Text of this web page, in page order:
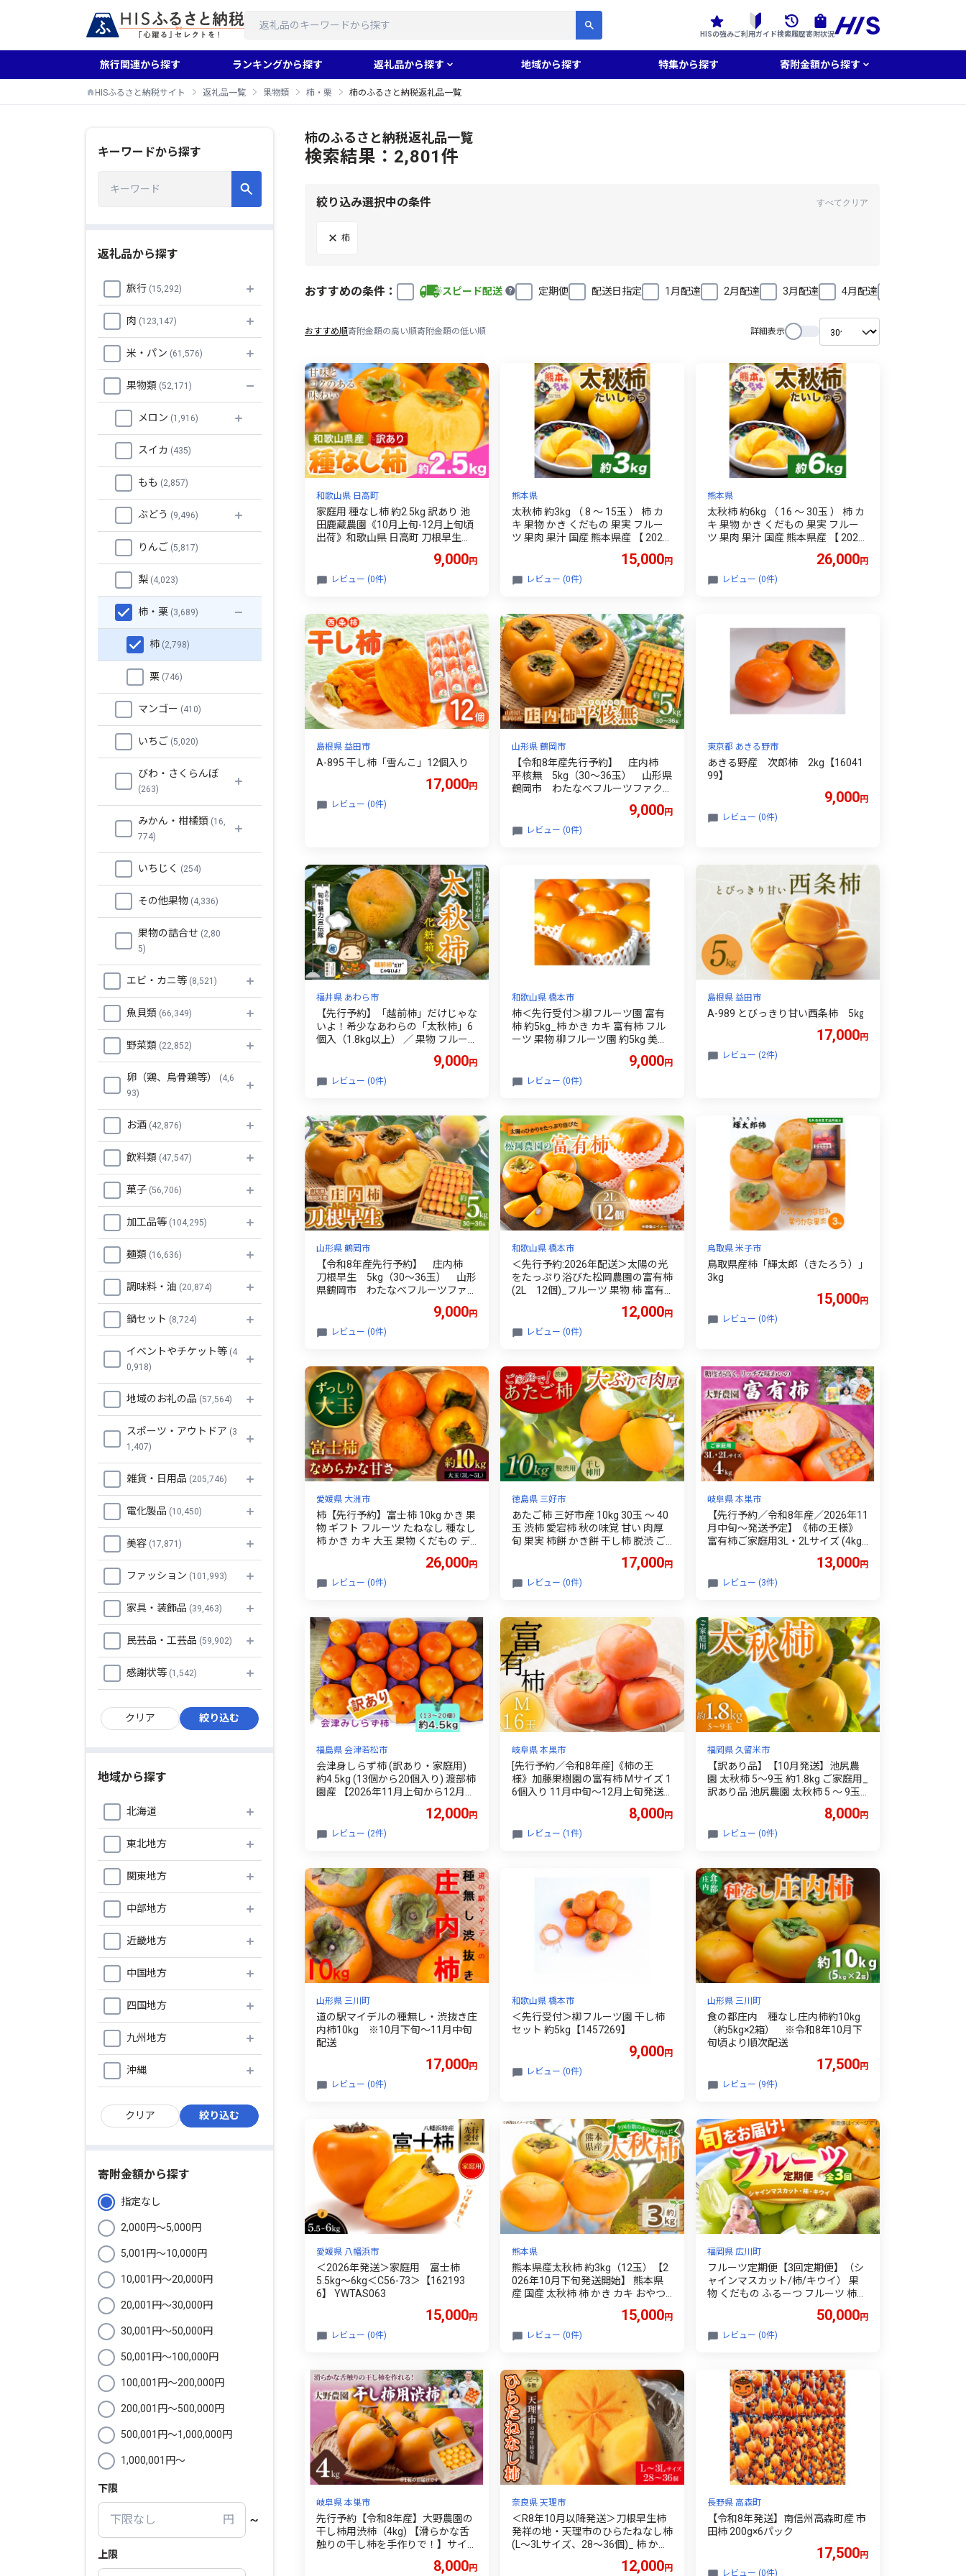
HISの強みご利用ガイド検索履歴寄附状況
旅行関連から探す ランキングから探す 返礼品から探す 地域から探す 特集から探す 寄附金額から探す
HISふるさと納税サイト 返礼品一覧 果物類 柿・栗 柿のふるさと納税返礼品一覧
柿のふるさと納税返礼品一覧
検索結果：2,801件
絞り込み選択中の条件 すべてクリア
柿
おすすめの条件： スピード配送 定期便 配送日指定 1月配達 2月配達 3月配達 4月配達
おすすめ順寄附金額の高い順寄附金額の低い順 詳細表示
和歌山県 日高町
家庭用 種なし柿 約2.5kg 訳あり 池
田鹿蔵農園《10月上旬-12月上旬頃
出荷》和歌山県 日高町 刀根早生柿
9,000円
レビュー (0件)
熊本県
太秋柿 約3kg （ 8 ～ 15玉 ） 柿 カ
キ 果物 かき くだもの 果実 フルー
ツ 果肉 果汁 国産 熊本県産 【 2026
15,000円
レビュー (0件)
熊本県
太秋柿 約6kg （ 16 ～ 30玉 ） 柿 カ
キ 果物 かき くだもの 果実 フルー
ツ 果肉 果汁 国産 熊本県産 【 2026
26,000円
レビュー (0件)
島根県 益田市
A-895 干し柿「雪んこ」12個入り
17,000円
レビュー (0件)
山形県 鶴岡市
【令和8年産先行予約】 庄内柿
平核無 5kg（30～36玉） 山形県
鶴岡市 わたなべフルーツファクト
なしかき 種無し柿 旬 期間限定 産地
直送 果物 フルーツ 甘い おいしい
おすすめ お取り寄せ 返礼品
9,000円
レビュー (0件)
東京都 あきる野市
あきる野産 次郎柿 2kg【16041
99】
9,000円
レビュー (0件)
福井県 あわら市
【先行予約】「越前柿」だけじゃな
いよ！希少なあわらの「太秋柿」6
個入（1.8kg以上） ／ 果物 フルー
年10月下旬以降発送予定 [aw131-a
001]
9,000円
レビュー (0件)
和歌山県 橋本市
柿＜先行受付＞柳フルーツ園 富有
柿 約5kg_柿 かき カキ 富有柿 フル
ーツ 果物 柳フルーツ園 約5kg 美味
不可地域：離島＞＜1077824＞【1
077824】
9,000円
レビュー (0件)
島根県 益田市
A-989 とびっきり甘い西条柿 5㎏
17,000円
レビュー (2件)
山形県 鶴岡市
【令和8年産先行予約】 庄内柿
刀根早生 5kg（30～36玉） 山形
県鶴岡市 わたなべフルーツファク
わせがき 種無し柿 旬 期間限定 産地
直送 果物 フルーツ 甘い おいしい
おすすめ お取り寄せ 返礼品
9,000円
レビュー (0件)
和歌山県 橋本市
＜先行予約:2026年配送＞太陽の光
をたっぷり浴びた松岡農園の富有柿
(2L 12個)_フルーツ 果物 柿 富有
12,000円
レビュー (0件)
鳥取県 米子市
鳥取県産柿「輝太郎（きたろう）」
3kg
15,000円
レビュー (0件)
愛媛県 大洲市
柿【先行予約】富士柿 10kg かき 果
物 ギフト フルーツ たねなし 種なし
柿 かき カキ 大玉 果物 くだもの デ
ロ 甘い 完熟 食感 秋の味覚 旬 柿ジ
ャム スイーツ アレンジ 料理 稀少
品種 愛媛県産 大洲市産 産地直送 食
取り寄せ 送料無料 贈答 愛媛県大洲
市/有限会社西山青果 [AGAR016]
26,000円
レビュー (0件)
徳島県 三好市
あたご柿 三好市産 10kg 30玉 ～ 40
玉 渋柿 愛宕柿 秋の味覚 甘い 肉厚
旬 果実 柿餅 かき餅 干し柿 脱渋 ご
仕事 目利き 特選 林青果 秘境 みよ
し 三好市 徳島県
17,000円
レビュー (0件)
岐阜県 本巣市
【先行予約／令和8年産／2026年11
月中旬～発送予定】《柿の王様》
富有柿ご家庭用3L・2Lサイズ (4kg)
物 デザート 秋の果物 旬 [糖度が高
く リッチな味わいの富有柿] [104
3]
13,000円
レビュー (3件)
福島県 会津若松市
会津身しらず柿 (訳あり・家庭用)
約4.5kg (13個から20個入り) 渡部柿
園産 【2026年11月上旬から12月上
物 フルーツ 柿 みしらず かき カキ
会津身不知柿
12,000円
レビュー (2件)
岐阜県 本巣市
[先行予約／令和8年産]《柿の王
様》加藤果樹園の富有柿 Mサイズ 1
6個入り 11月中旬～12月上旬発送
8,000円
レビュー (1件)
福岡県 久留米市
【訳あり品】【10月発送】池尻農
園 太秋柿 5～9玉 約1.8kg ご家庭用_
訳あり品 池尻農園 太秋柿 5 ～ 9玉
全甘柿 早生品種 大玉 甘み 強い シ
ャキシャキ 食感 条紋 美味しさ 際立
つ 種 少ない 食べやすい 人気 国産
岡県 久留米市_Fk015
8,000円
レビュー (0件)
山形県 三川町
道の駅マイデルの種無し・渋抜き庄
内柿10kg ※10月下旬～11月中旬
配送
17,000円
レビュー (0件)
和歌山県 橋本市
＜先行受付＞柳フルーツ園 干し柿
セット 約5kg【1457269】
9,000円
レビュー (0件)
山形県 三川町
食の都庄内 種なし庄内柿約10kg
（約5kg×2箱） ※令和8年10月下
旬頃より順次配送
17,500円
レビュー (9件)
愛媛県 八幡浜市
＜2026年発送＞家庭用 富士柿
5.5kg～6kg＜C56-73＞【162193
6】 YWTAS063
15,000円
レビュー (0件)
熊本県
熊本県産太秋柿 約3kg（12玉）【2
026年10月下旬発送開始】 熊本県
産 国産 太秋柿 柿 かき カキ おやつ
15,000円
レビュー (0件)
福岡県 広川町
フルーツ定期便【3回定期便】（シ
ャインマスカット/柿/キウイ） 果
物 くだもの ふるーつ フルーツ 柿
ウイフルーツ 博多甘うぃ シャイン
マスカット しゃいんますかっと ま
すかっと デザート すいーつ スイー
kiwi fruit 広川町 / JAふくおか八女
農産物直売所どろや [AFAB091]
50,000円
レビュー (0件)
岐阜県 本巣市
先行予約【令和8年産】大野農園の
干し柿用渋柿（4kg) 【滑らかな舌
触りの干し柿を手作りで！】サイズ
8,000円
奈良県 天理市
＜R8年10月以降発送＞刀根早生柿
発祥の地・天理市のひらたねなし柿
(L～3Lサイズ、28～36個)_ 柿 かき
気 おすすめ 送料無料 贈答 ギフト
12,000円
長野県 高森町
【令和8年発送】南信州高森町産 市
田柿 200g×6パック
17,500円
レビュー (0件)
キーワードから探す
返礼品から探す
旅行 (15,292)
肉 (123,147)
米・パン (61,576)
果物類 (52,171)
メロン (1,916)
スイカ (435)
もも (2,857)
ぶどう (9,496)
りんご (5,817)
梨 (4,023)
柿・栗 (3,689)
柿 (2,798)
栗 (746)
マンゴー (410)
いちご (5,020)
びわ・さくらんぼ
(263)
みかん・柑橘類 (16,
774)
いちじく (254)
その他果物 (4,336)
果物の詰合せ (2,80
5)
エビ・カニ等 (8,521)
魚貝類 (66,349)
野菜類 (22,852)
卵（鶏、烏骨鶏等）
(4,6
93)
お酒 (42,876)
飲料類 (47,547)
菓子 (56,706)
加工品等 (104,295)
麺類 (16,636)
調味料・油 (20,874)
鍋セット (8,724)
イベントやチケット等 (4
0,918)
地域のお礼の品 (57,564)
スポーツ・アウトドア (3
1,407)
雑貨・日用品 (205,746)
電化製品 (10,450)
美容 (17,871)
ファッション (101,993)
家具・装飾品 (39,463)
民芸品・工芸品 (59,902)
感謝状等 (1,542)
地域から探す
北海道
東北地方
関東地方
中部地方
近畿地方
中国地方
四国地方
九州地方
沖縄
寄附金額から探す
指定なし
2,000円〜5,000円
5,001円〜10,000円
10,001円〜20,000円
20,001円〜30,000円
30,001円〜50,000円
50,001円〜100,000円
100,001円〜200,000円
200,001円〜500,000円
500,001円〜1,000,000円
1,000,001円〜
下限
上限